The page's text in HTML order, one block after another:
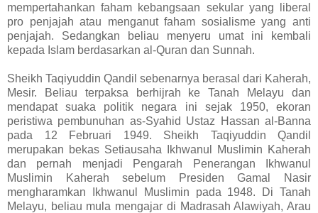
mempertahankan faham kebangsaan sekular yang liberal
pro penjajah atau menganut faham sosialisme yang anti
penjajah. Sedangkan beliau menyeru umat ini kembali
kepada Islam berdasarkan al-Quran dan Sunnah.
Sheikh Taqiyuddin Qandil sebenarnya berasal dari Kaherah,
Mesir. Beliau terpaksa berhijrah ke Tanah Melayu dan
mendapat suaka politik negara ini sejak 1950, ekoran
peristiwa pembunuhan as-Syahid Ustaz Hassan al-Banna
pada 12 Februari 1949. Sheikh Taqiyuddin Qandil
merupakan bekas Setiausaha Ikhwanul Muslimin Kaherah
dan pernah menjadi Pengarah Penerangan Ikhwanul
Muslimin Kaherah sebelum Presiden Gamal Nasir
mengharamkan Ikhwanul Muslimin pada 1948. Di Tanah
Melayu, beliau mula mengajar di Madrasah Alawiyah, Arau